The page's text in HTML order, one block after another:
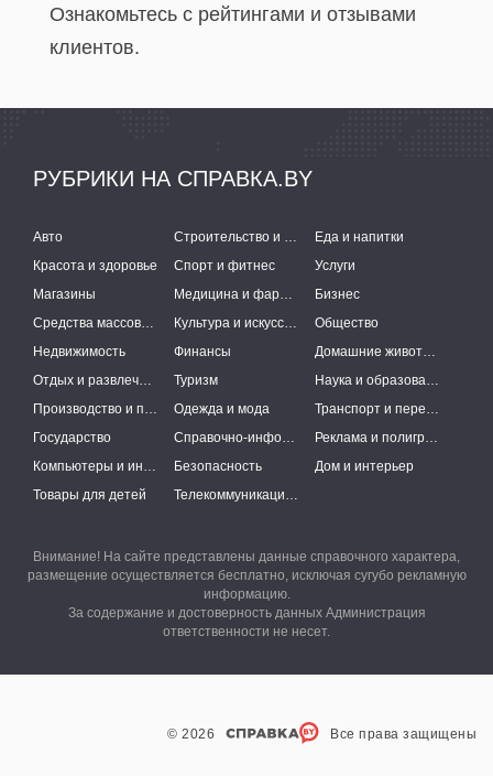
Ознакомьтесь с рейтингами и отзывами
клиентов.
РУБРИКИ НА СПРАВКА.BY
Авто Строительство и ремонт
Еда и напитки
Красота и здоровье
Спорт и фитнес
Услуги
Магазины
Медицина и фармацевтика
Бизнес
Средства массовой информации
Культура и искусство
Общество
Недвижимость
Финансы
Домашние животные
Отдых и развлечения
Туризм
Наука и образование
Производство и поставки
Одежда и мода
Транспорт и перевозки
Государство
Справочно-информационные системы
Реклама и полиграфия
Компьютеры и интернет
Безопасность
Дом и интерьер
Товары для детей
Телекоммуникации и связь
Внимание! На сайте представлены данные справочного характера,
размещение осуществляется бесплатно, исключая сугубо рекламную
информацию.
За содержание и достоверность данных Администрация
ответственности не несет.
© 2026 Все права защищены